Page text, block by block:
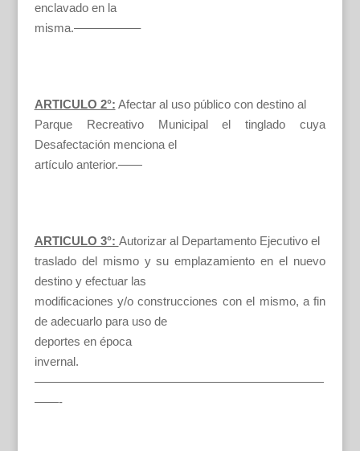
enclavado en la
misma.—————–
ARTICULO 2°: Afectar al uso público con destino al
Parque Recreativo Municipal el tinglado cuya
Desafectación menciona el
artículo anterior.——
ARTICULO 3°: Autorizar al Departamento Ejecutivo el
traslado del mismo y su emplazamiento en el nuevo
destino y efectuar las
modificaciones y/o construcciones con el mismo, a fin
de adecuarlo para uso de
deportes en época
invernal.
————————————————————————
——-